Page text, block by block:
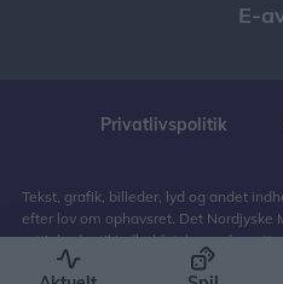
E-
Privatlivspolitik
Tekst, grafik, billeder, lyd og andet
efter lov om ophavsret. Det Nordjyske
rettigheder til indholdet, herunder
henblik på tekst- og datamining, jf.